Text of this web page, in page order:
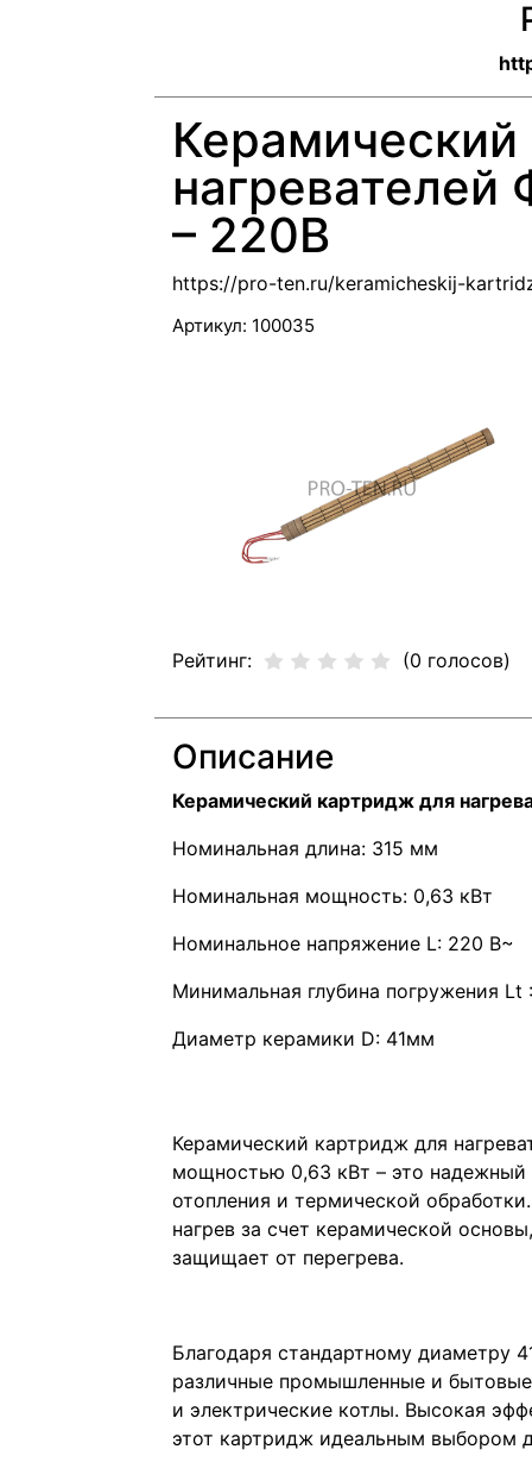
– 220В
https://pro-ten.ru/keramicheskij-
Артикул: 100035
Рейтинг: (0 голосов)
Описание
Керамический картридж для
Номинальная длина: 315 мм
Номинальная мощность: 0,63 кВт
Номинальное напряжение L: 220 В~
Минимальная глубина погружения
Диаметр керамики D: 41мм
Керамический картридж для
мощностью 0,63 кВт – это надежный
отопления и термической
нагрев за счет керамической
защищает от перегрева.
Благодаря стандартному диаметру
различные промышленные и
и электрические котлы. Высокая
этот картридж идеальным выбором